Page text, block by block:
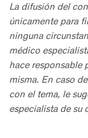
La difusión del
únicamente para
ninguna
médico
hace responsable
misma. En caso
con el tema, le
especialista de su